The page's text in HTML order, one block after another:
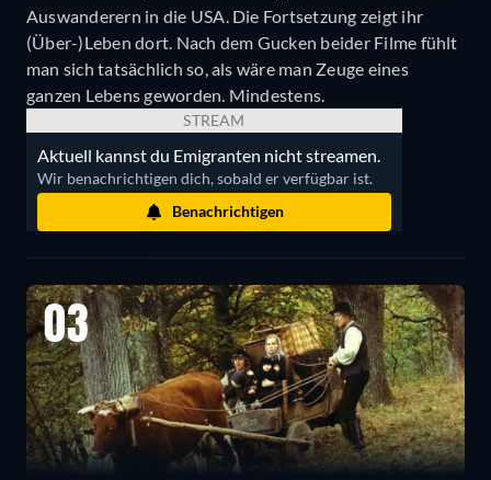
Auswanderern in die USA. Die Fortsetzung zeigt ihr
(Über-)Leben dort. Nach dem Gucken beider Filme fühlt
man sich tatsächlich so, als wäre man Zeuge eines
ganzen Lebens geworden. Mindestens.
STREAM
Aktuell kannst du Emigranten nicht streamen.
Wir benachrichtigen dich, sobald er verfügbar ist.
Benachrichtigen
03